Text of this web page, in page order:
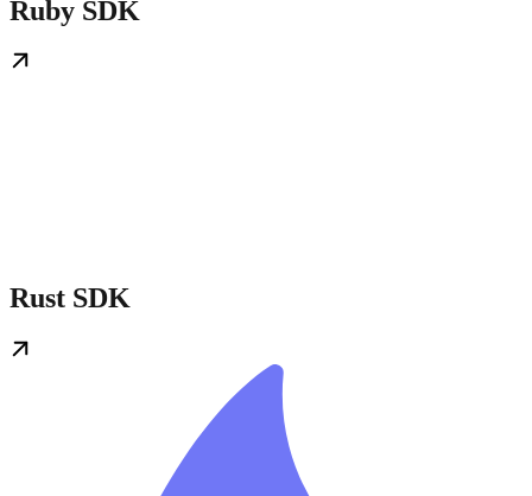
Ruby SDK
Rust SDK